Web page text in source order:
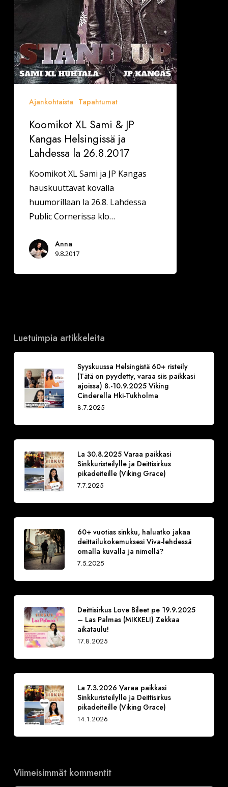
ja
Lahdessa
26.8.2017
Ajankohtaista Tapahtumat
Koomikot XL Sami & JP
Kangas Helsingissä ja
Lahdessa la 26.8.2017
Koomikot XL Sami ja JP Kangas
hauskuuttavat kovalla
huumorillaan la 26.8. Lahdessa
Public Cornerissa klo…
Anna
9.8.2017
Luetuimpia artikkeleita
Syyskuussa Helsingistä 60+ risteily
(Tätä on pyydetty, varaa siis paikkasi
ajoissa) 8.-10.9.2025 Viking
Cinderella Hki-Tukholma
8.7.2025
La 30.8.2025 Varaa paikkasi
Sinkkuristeilylle ja Deittisirkus
pikadeiteille (Viking Grace)
7.7.2025
60+ vuotias sinkku, haluatko jakaa
deittailukokemuksesi Viva-lehdessä
omalla kuvalla ja nimellä?
7.5.2025
Deittisirkus Love Bileet pe 19.9.2025
– Las Palmas (MIKKELI) Zekkaa
aikataulu!
17.8.2025
La 7.3.2026 Varaa paikkasi
Sinkkuristeilylle ja Deittisirkus
pikadeiteille (Viking Grace)
14.1.2026
Viimeisimmät kommentit